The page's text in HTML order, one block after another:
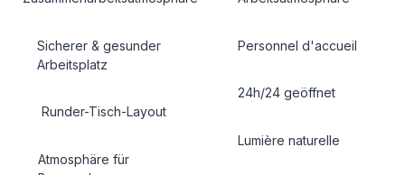
Sicherer & gesunder
Arbeitsplatz
Runder-Tisch-Layout
Atmosphäre für
Personnel d'accueil
24h/24 geöffnet
Lumière naturelle